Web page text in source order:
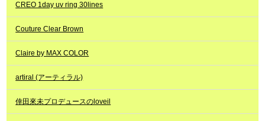
CREO 1day uv ring 30lines
Couture Clear Brown
Claire by MAX COLOR
artiral (アーティラル)
倖田來未プロデュースのloveil